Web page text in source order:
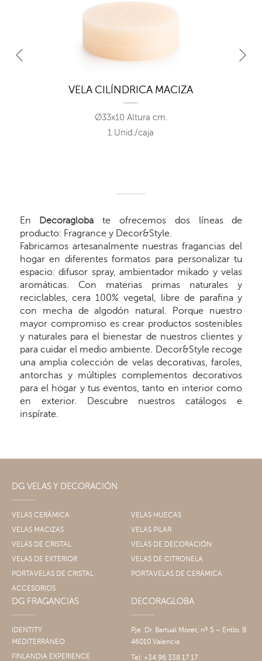
VELA CILÍNDRICA MACIZA
Ø33x10 Altura cm.
1 Unid./caja
En Decoragloba te ofrecemos dos líneas de
producto: Fragrance y Decor&Style.
Fabricamos artesanalmente nuestras fragancias del
hogar en diferentes formatos para personalizar tu
espacio: difusor spray, ambientador mikado y velas
aromáticas. Con materias primas naturales y
reciclables, cera 100% vegetal, libre de parafina y
con mecha de algodón natural. Porque nuestro
mayor compromiso es crear productos sostenibles
y naturales para el bienestar de nuestros clientes y
para cuidar el medio ambiente. Decor&Style recoge
una amplia colección de velas decorativas, faroles,
antorchas y múltiples complementos decorativos
para el hogar y tus eventos, tanto en interior como
en exterior. Descubre nuestros catálogos e
inspírate.
DG VELAS Y DECORACIÓN
VELAS CERÁMICA
VELAS HUECAS
VELAS MACIZAS
VELAS PILAR
VELAS DE CRISTAL
VELAS DE DECORACIÓN
VELAS DE EXTERIOR
VELAS DE CITRONELA
PORTAVELAS DE CRISTAL
PORTAVELAS DE CERÁMICA
ACCESORIOS
DG FRAGANCIAS
IDENTITY
MEDITERRÁNEO
FINLANDIA EXPERIENCE
DECORAGLOBA
Pje. Dr. Bartual Moret, nº 5 – Entlo. B
46010 Valencia
Tel: +34 96 338 17 17